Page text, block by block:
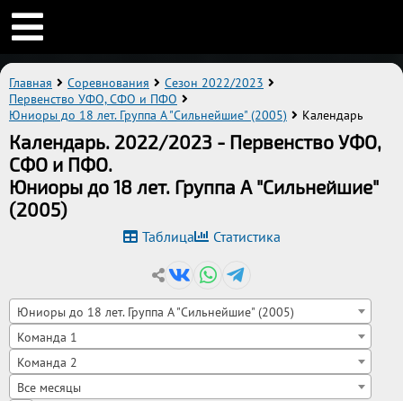
Главная Соревнования
Сезон 2022/2023
Первенство УФО, СФО и ПФО
Юниоры до 18 лет. Группа A "Сильнейшие" (2005)
Календарь
Календарь. 2022/2023 - Первенство УФО,
СФО и ПФО.
Юниоры до 18 лет. Группа A "Сильнейшие"
(2005)
Таблица Статистика
Юниоры до 18 лет. Группа A "Сильнейшие" (2005)
Команда 1
Команда 2
Все месяцы